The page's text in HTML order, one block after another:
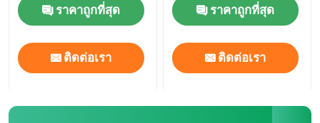
ราคาถูกที่สุด
ติดต่อเรา
ราคาถูกที่สุด
ติดต่อเรา